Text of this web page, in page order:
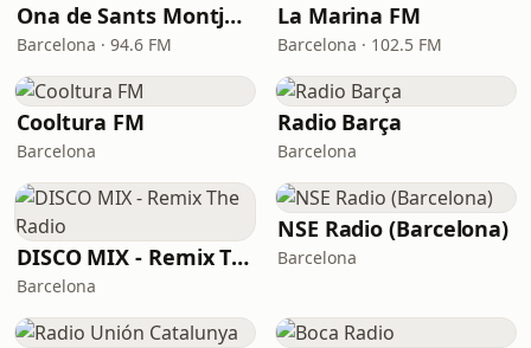
Ona de Sants Montjuic
Barcelona · 94.6 FM
La Marina FM
Barcelona · 102.5 FM
Cooltura FM
Barcelona
Radio Barça
Barcelona
DISCO MIX - Remix The Radio
Barcelona
NSE Radio (Barcelona)
Barcelona